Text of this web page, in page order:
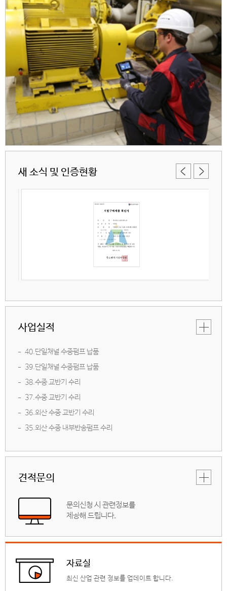
새 소식 및 인증현황
사업실적
40.단일채널 수중펌프 납품
39.단일채널 수중펌프 납품
38.수중 교반기 수리
37.수중 교반기 수리
36.외산 수중 교반기 수리
35.외산 수중 내부반송펌프 수리
견적문의
문의신청 시 관련정보를
제공해 드립니다.
자료실
최신 산업 관련 정보를 업데이트 합니다.